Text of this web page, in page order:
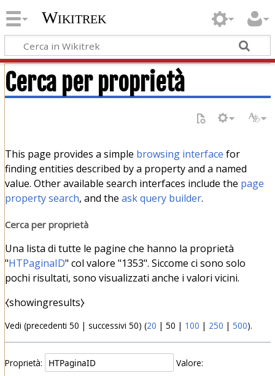
Wikitrek
Cerca per proprietà
This page provides a simple browsing interface for
finding entities described by a property and a named
value. Other available search interfaces include the page
property search, and the ask query builder.
Cerca per proprietà
Una lista di tutte le pagine che hanno la proprietà
"HTPaginaID" col valore "1353". Siccome ci sono solo
pochi risultati, sono visualizzati anche i valori vicini.
⧼showingresults⧽
Vedi (precedenti 50 | successivi 50) (20 | 50 | 100 | 250 | 500).
Proprietà: Valore: